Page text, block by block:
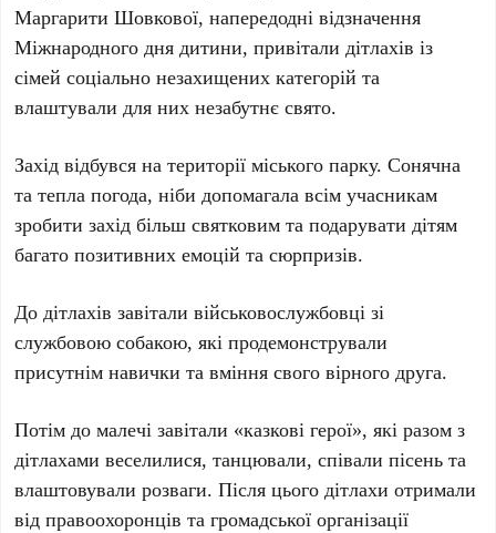
Маргарити Шовкової, напередодні відзначення
Міжнародного дня дитини, привітали дітлахів із
сімей соціально незахищених категорій та
влаштували для них незабутнє свято.
Захід відбувся на території міського парку. Сонячна
та тепла погода, ніби допомагала всім учасникам
зробити захід більш святковим та подарувати дітям
багато позитивних емоцій та сюрпризів.
До дітлахів завітали військовослужбовці зі
службовою собакою, які продемонстрували
присутнім навички та вміння свого вірного друга.
Потім до малечі завітали «казкові герої», які разом з
дітлахами веселилися, танцювали, співали пісень та
влаштовували розваги. Після цього дітлахи отримали
від правоохоронців та громадської організації